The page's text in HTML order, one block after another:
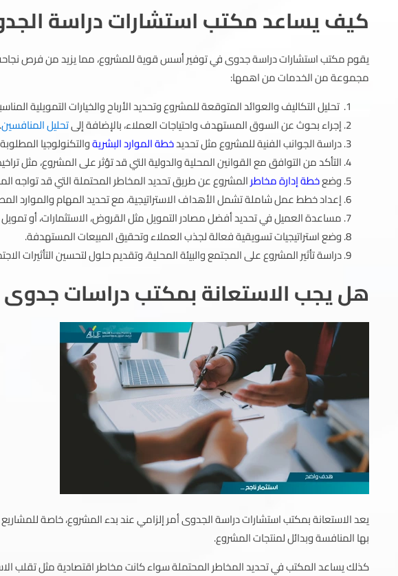
كيف يساعد مكتب استشارات دراسة
يقوم مكتب استشارات دراسة جدوى في توفير أسس قوية للمشروع، مما يزيد من فرص
مجموعة من الخدمات من اهمها:
تحليل التكاليف والعوائد المتوقعة للمشروع وتحديد الأرباح والخيارات التمويلية
إجراء بحوث عن السوق المستهدف واحتياجات العملاء، بالإضافة إلىتحليل المنافسين.
دراسة الجوانب الفنية للمشروع مثل تحديدخطة الموارد البشريةوالتكنولوجيا
التأكد من التوافق مع القوانين المحلية والدولية التي قد تؤثر على المشروع، مثل
وضعخطة إدارة مخاطرالمشروع عن طريق تحديد المخاطر المحتملة التي قد تواجه
إعداد خطط عمل شاملة تشمل الأهداف الاستراتيجية، مع تحديد المهام والموارد
مساعدة العميل في تحديد أفضل مصادر التمويل مثل القروض، الاستثمارات، أو
وضع استراتيجيات تسويقية فعالة لجذب العملاء وتحقيق المبيعات المستهدفة.
دراسة تأثير المشروع على المجتمع والبيئة المحلية، وتقديم حلول لتحسين التأثيرات
هل يجب الاستعانة بمكتب دراسات جدوى
يعد الاستعانة بمكتب استشارات دراسة الجدوى أمر إلزامي عند بدء المشروع، خاصة
بها المنافسة وبدائل لمنتجات المشروع.
كذلك يساعد المكتب في تحديد المخاطر المحتملة سواء كانت مخاطر اقتصادية مثل تقلب